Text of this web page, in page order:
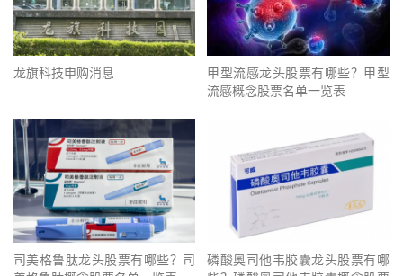
龙旗科技申购消息
甲型流感龙头股票有哪些？甲型
流感概念股票名单一览表
司美格鲁肽龙头股票有哪些？司
磷酸奥司他韦胶囊龙头股票有哪